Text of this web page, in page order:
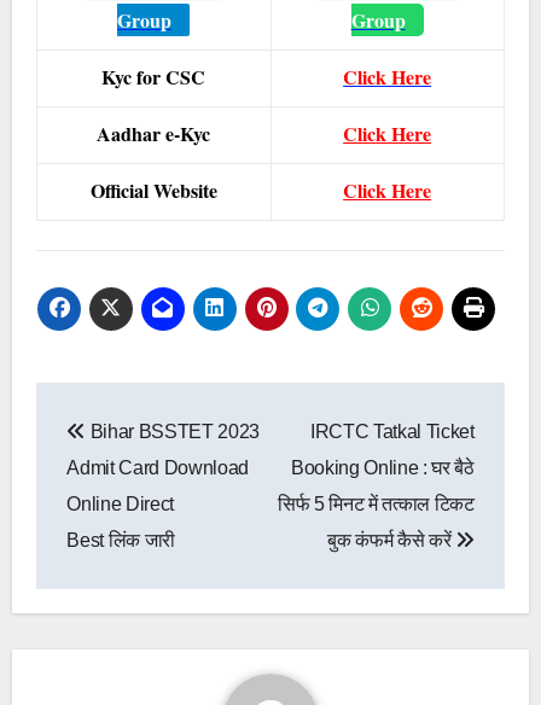
Group
Group
Kyc for CSC Click Here
Aadhar e-Kyc Click Here
Official Website Click Here
navigation
Bihar BSSTET 2023
Admit Card Download
Online Direct
Best लिंक जारी
IRCTC Tatkal Ticket
Booking Online : घर बैठे
सिर्फ 5 मिनट में तत्काल टिकट
बुक कंफर्म कैसे करें